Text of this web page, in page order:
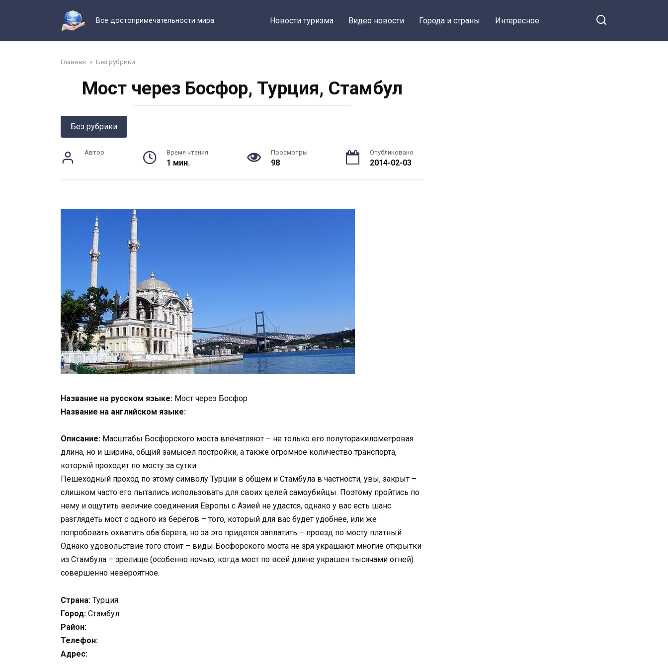
Все достопримечательности мира Новости туризма Видео новости Города и страны Интересное
Главная » Без рубрики
Мост через Босфор, Турция, Стамбул
Без рубрики
Автор Время чтения
1 мин.
Просмотры
98
Опубликовано
2014-02-03
Название на русском языке: Мост через Босфор
Название на английском языке:
Описание: Масштабы Босфорского моста впечатляют – не только его полуторакилометровая
длина, но и ширина, общий замысел постройки, а также огромное количество транспорта,
который проходит по мосту за сутки.
Пешеходный проход по этому символу Турции в общем и Стамбула в частности, увы, закрыт –
слишком часто его пытались использовать для своих целей самоубийцы. Поэтому пройтись по
нему и ощутить величие соединения Европы с Азией не удастся, однако у вас есть шанс
разглядеть мост с одного из берегов – того, который для вас будет удобнее, или же
попробовать охватить оба берега, но за это придется заплатить – проезд по мосту платный.
Однако удовольствие того стоит – виды Босфорского моста не зря украшают многие открытки
из Стамбула – зрелище (особенно ночью, когда мост по всей длине украшен тысячами огней)
совершенно невероятное.
Страна: Турция
Город: Стамбул
Район:
Телефон:
Адрес: